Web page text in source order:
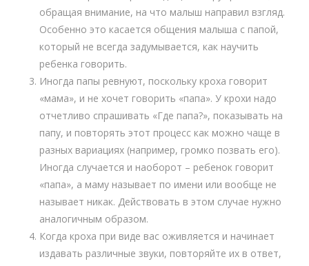
обращая внимание, на что малыш направил взгляд.
Особенно это касается общения малыша с папой,
который не всегда задумывается, как научить
ребенка говорить.
Иногда папы ревнуют, поскольку кроха говорит
«мама», и не хочет говорить «папа». У крохи надо
отчетливо спрашивать «Где папа?», показывать на
папу, и повторять этот процесс как можно чаще в
разных вариациях (например, громко позвать его).
Иногда случается и наоборот – ребенок говорит
«папа», а маму называет по имени или вообще не
называет никак. Действовать в этом случае нужно
аналогичным образом.
Когда кроха при виде вас оживляется и начинает
издавать различные звуки, повторяйте их в ответ,